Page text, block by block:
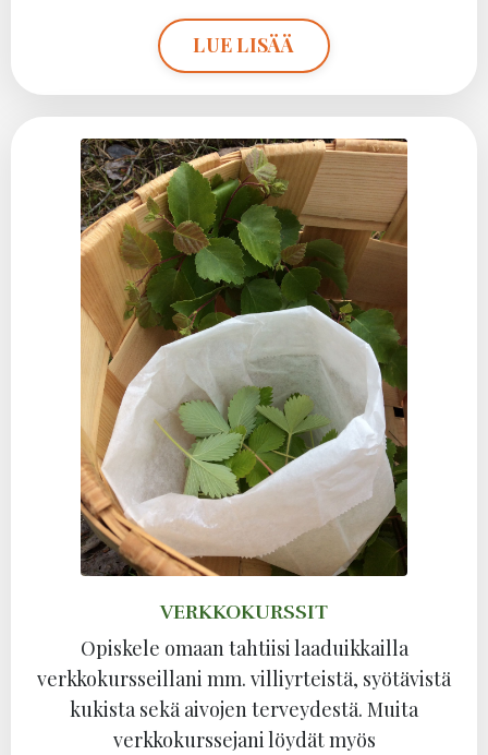
LUE LISÄÄ
VERKKOKURSSIT
Opiskele omaan tahtiisi laaduikkailla
verkkokursseillani mm. villiyrteistä, syötävistä
kukista sekä aivojen terveydestä. Muita
verkkokurssejani löydät myös